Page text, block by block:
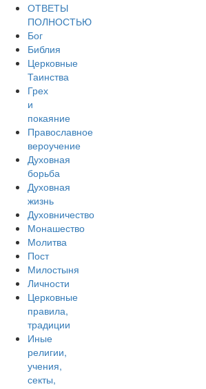
ОТВЕТЫ
ПОЛНОСТЬЮ
Бог
Библия
Церковные
Таинства
Грех
и
покаяние
Православное
вероучение
Духовная
борьба
Духовная
жизнь
Духовничество
Монашество
Молитва
Пост
Милостыня
Личности
Церковные
правила,
традиции
Иные
религии,
учения,
секты,